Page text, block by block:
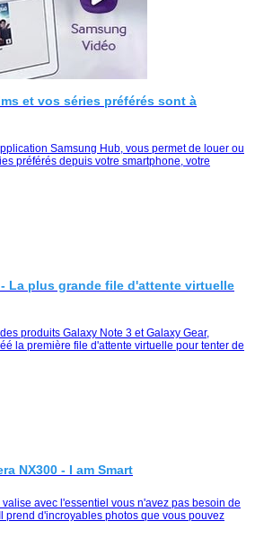
et vos séries préférés sont à
Samsung Hub, vous permet de louer ou
préférés depuis votre smartphone, votre
La plus grande file d'attente virtuelle
produits Galaxy Note 3 et Galaxy Gear,
la première file d'attente virtuelle pour tenter de
NX300 - I am Smart
avec l'essentiel vous n'avez pas besoin de
prend d'incroyables photos que vous pouvez